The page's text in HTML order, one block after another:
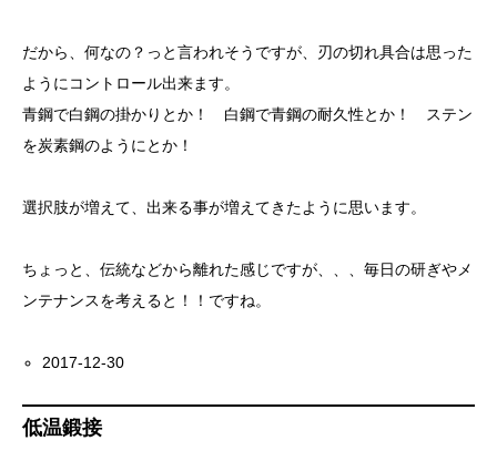
だから、何なの？っと言われそうですが、刃の切れ具合は思った
ようにコントロール出来ます。
青鋼で白鋼の掛かりとか！ 白鋼で青鋼の耐久性とか！ ステン
を炭素鋼のようにとか！
選択肢が増えて、出来る事が増えてきたように思います。
ちょっと、伝統などから離れた感じですが、、、毎日の研ぎやメ
ンテナンスを考えると！！ですね。
2017-12-30
低温鍛接